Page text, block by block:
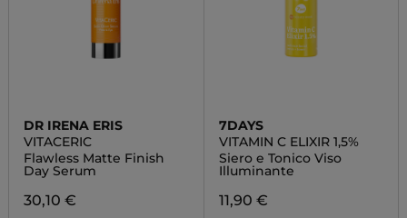
DR IRENA ERIS
VITACERIC
Flawless Matte Finish
Day Serum
30,10 €
7DAYS
VITAMIN C ELIXIR 1,5%
Siero e Tonico Viso
Illuminante
11,90 €